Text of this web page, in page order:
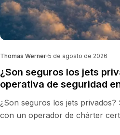
Thomas Werner 5 de agosto de 2026
¿Son seguros los jets
operativa de seguridad
¿Son seguros los jets privados?
con un operador de chárter